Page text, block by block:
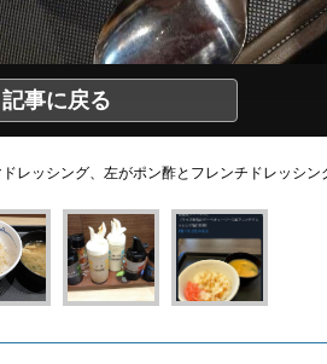
記事に戻る
レッシング、左がポン酢とフレンチドレッシン